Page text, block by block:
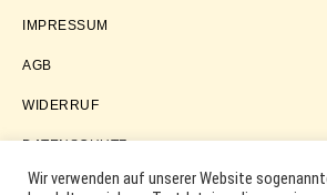
Störmer
IMPRESSUM
AGB
WIDERRUF
DATENSCHUTZ
Wir verwenden auf unserer Website